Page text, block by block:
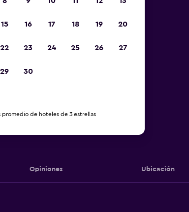
Opiniones Ubicación
15 16 17 18 19 20
22 23 24 25 26 27
29 30
promedio de hoteles de 3 estrellas